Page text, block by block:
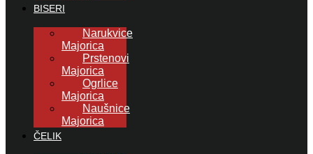
BISERI
Narukvice
Majorica
Prstenovi
Majorica
Ogrlice
Majorica
Naušnice
Majorica
ČELIK